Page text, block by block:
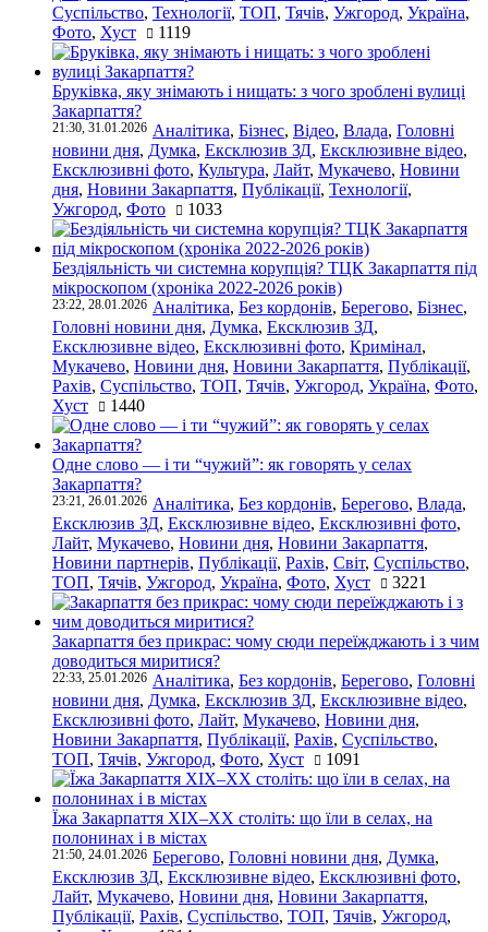
Суспільство, Технології, ТОП, Тячів, Ужгород, Україна,
Фото, Хуст 1119
Бруківка, яку знімають і нищать: з чого зроблені вулиці
Закарпаття?
21:30, 31.01.2026 Аналітика, Бізнес, Відео, Влада, Головні
новини дня, Думка, Ексклюзив ЗД, Ексклюзивне відео,
Ексклюзивні фото, Культура, Лайт, Мукачево, Новини
дня, Новини Закарпаття, Публікації, Технології,
Ужгород, Фото 1033
Бездіяльність чи системна корупція? ТЦК Закарпаття під
мікроскопом (хроніка 2022-2026 років)
23:22, 28.01.2026 Аналітика, Без кордонів, Берегово, Бізнес,
Головні новини дня, Думка, Ексклюзив ЗД,
Ексклюзивне відео, Ексклюзивні фото, Кримінал,
Мукачево, Новини дня, Новини Закарпаття, Публікації,
Рахів, Суспільство, ТОП, Тячів, Ужгород, Україна, Фото,
Хуст
1440
Одне слово — і ти “чужий”: як говорять у селах
Закарпаття?
23:21, 26.01.2026 Аналітика, Без кордонів, Берегово, Влада,
Ексклюзив ЗД, Ексклюзивне відео, Ексклюзивні фото,
Лайт, Мукачево, Новини дня, Новини Закарпаття,
Новини партнерів, Публікації, Рахів, Світ, Суспільство,
ТОП, Тячів, Ужгород, Україна, Фото, Хуст 3221
Закарпаття без прикрас: чому сюди переїжджають і з чим
доводиться миритися?
22:33, 25.01.2026 Аналітика, Без кордонів, Берегово, Головні
новини дня, Думка, Ексклюзив ЗД, Ексклюзивне відео,
Ексклюзивні фото, Лайт, Мукачево, Новини дня,
Новини Закарпаття, Публікації, Рахів, Суспільство,
ТОП, Тячів, Ужгород, Фото, Хуст 1091
Їжа Закарпаття ХІХ–ХХ століть: що їли в селах, на
полонинах і в містах
21:50, 24.01.2026 Берегово, Головні новини дня, Думка,
Ексклюзив ЗД, Ексклюзивне відео, Ексклюзивні фото,
Лайт, Мукачево, Новини дня, Новини Закарпаття,
Публікації, Рахів, Суспільство, ТОП, Тячів, Ужгород,